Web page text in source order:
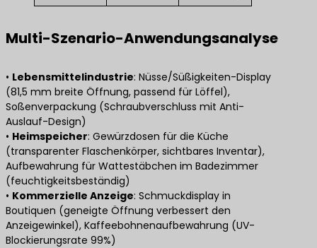
Multi-Szenario-Anwendungsanalyse
• ​ Lebensmittelindustrie​: Nüsse/Süßigkeiten-Display
(81,5 mm breite Öffnung, passend für Löffel),
Soßenverpackung (Schraubverschluss mit Anti-
Auslauf-Design)
• ​ ​Heimspeicher​​: Gewürzdosen für die Küche
(transparenter Flaschenkörper, sichtbares Inventar),
Aufbewahrung für Wattestäbchen im Badezimmer
(feuchtigkeitsbeständig)
• ​ Kommerzielle Anzeige​: Schmuckdisplay in
Boutiquen (geneigte Öffnung verbessert den
Anzeigewinkel), Kaffeebohnenaufbewahrung (UV-
Blockierungsrate 99%)